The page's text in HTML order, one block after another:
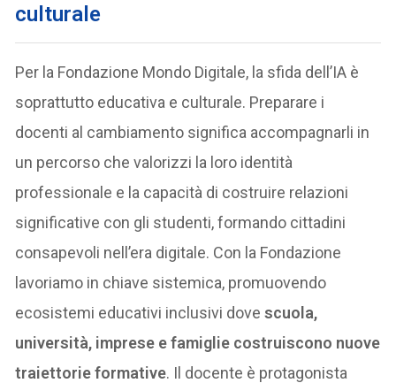
culturale
Per la Fondazione Mondo Digitale, la sfida dell’IA è
soprattutto educativa e culturale. Preparare i
docenti al cambiamento significa accompagnarli in
un percorso che valorizzi la loro identità
professionale e la capacità di costruire relazioni
significative con gli studenti, formando cittadini
consapevoli nell’era digitale. Con la Fondazione
lavoriamo in chiave sistemica, promuovendo
ecosistemi educativi inclusivi dovescuola,
università, imprese e famiglie costruiscono nuove
traiettorie formative. Il docente è protagonista